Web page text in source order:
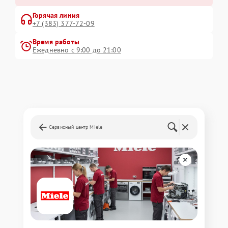
Горячая линия
+7 (383) 377-72-09
Время работы
Ежедневно с 9:00 до 21:00
Сервисный центр Miele